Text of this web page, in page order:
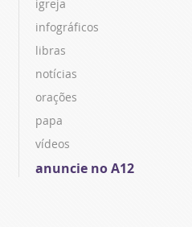
igreja
infográficos
libras
notícias
orações
papa
vídeos
anuncie no A12